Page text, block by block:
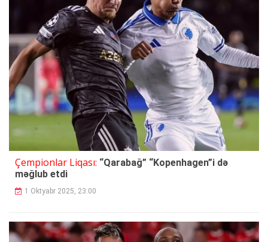
Çempionlar Liqası: “Qarabağ” “Kopenhagen”i də
məğlub etdi
1 Oktyabr 2025, 23:00